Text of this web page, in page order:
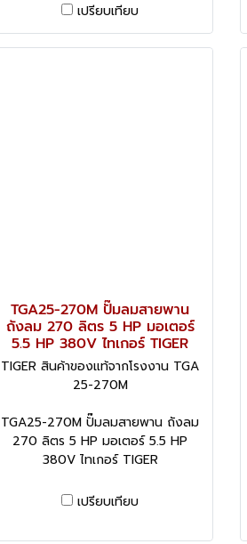
เปรียบเทียบ
TGA25-270M ปั๊มลมสายพาน
ถังลม 270 ลิตร 5 HP มอเตอร์
5.5 HP 380V ไทเกอร์ TIGER
TIGER สินค้าของแท้จากโรงงาน TGA
25-270M
TGA25-270M ปั๊มลมสายพาน ถังลม
270 ลิตร 5 HP มอเตอร์ 5.5 HP
380V ไทเกอร์ TIGER
เปรียบเทียบ